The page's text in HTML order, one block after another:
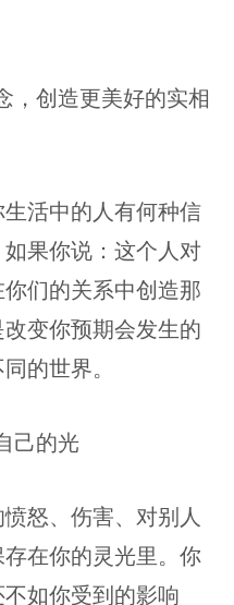
，创造更美好的实相
活中的人有何种信
果你说：这个人对
们的关系中创造那
变你预期会发生的
的世界。
己的光
怒、伤害、对别人
在你的灵光里。你
如你受到的影响